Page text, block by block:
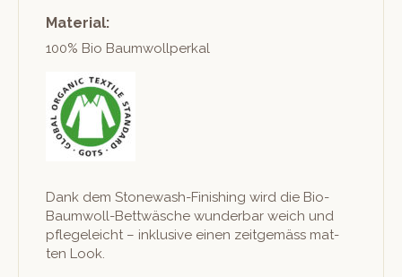
Material:
100% Bio Baumwollperkal
Dank dem Stonewash-Fin­ish­ing wird die Bio-
Baum­woll-Bet­twäsche wun­der­bar weich und
pflegele­icht – inklu­sive einen zeit­gemäss mat­
ten Look.